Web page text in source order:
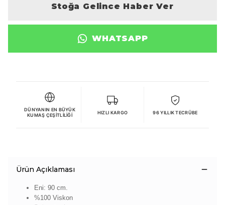
Stoğa Gelince Haber Ver
WHATSAPP
DÜNYANIN EN BÜYÜK
KUMAŞ ÇEŞITLILIĞI
HIZLI KARGO 96 YILLIK TECRÜBE
Ürün Açıklaması
Eni: 90 cm.
%100 Viskon